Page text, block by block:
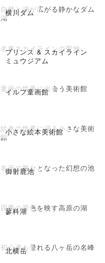
横川ダム
自然と湖が広がる静かなダム
湖
プリンス & スカイライン
ミュウジアム
名車スカイラインの聖地
イルフ童画館
童画の世界に出会う美術館
小さな絵本美術館
絵本の世界に浸る小さな美術
館
御射鹿池
名画の舞台となった幻想の池
蓼科湖
四季の景色を映す高原の湖
北横岳
初心者も登れる八ヶ岳の名峰